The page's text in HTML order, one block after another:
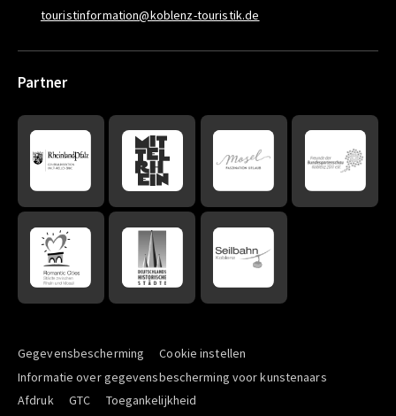
touristinformation@koblenz-touristik.de
Partner
Gegevensbescherming
Cookie instellen
Informatie over gegevensbescherming voor kunstenaars
Afdruk
GTC Toegankelijkheid